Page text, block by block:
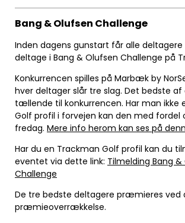
Bang & Olufsen Challenge
Inden dagens gunstart får alle
deltage i Bang & Olufsen Challenge på
Konkurrencen spilles på Marbæk by
hver deltager slår tre slag. Det bedste af
tællende til konkurrencen. Har man ikke
Golf profil i forvejen kan den med fordel
fredag. Mere info herom kan ses på
Har du en Trackman Golf profil kan du
eventet via dette link: Tilmelding Bang &
Challenge
De tre bedste deltagere præmieres ved
præmieoverrækkelse.